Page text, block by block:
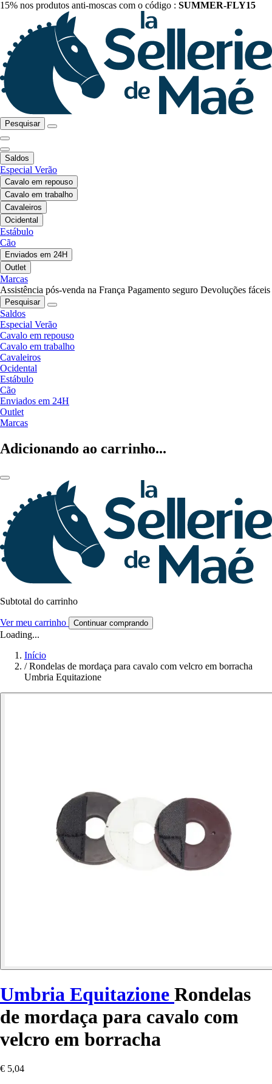
15% nos produtos anti-moscas com o código : SUMMER-FLY15
Pesquisar
Saldos
Especial Verão
Cavalo em repouso
Cavalo em trabalho
Cavaleiros
Ocidental
Estábulo
Cão
Enviados em 24H
Outlet
Marcas
Assistência pós-venda na França Pagamento seguro Devoluções fáceis
Pesquisar
Saldos
Especial Verão
Cavalo em repouso
Cavalo em trabalho
Cavaleiros
Ocidental
Estábulo
Cão
Enviados em 24H
Outlet
Marcas
Adicionando ao carrinho...
Subtotal do carrinho
Ver meu carrinho Continuar comprando
Loading...
Início
/ Rondelas de mordaça para cavalo com velcro em borracha
Umbria Equitazione
Umbria Equitazione Rondelas
de mordaça para cavalo com
velcro em borracha
€ 5,04